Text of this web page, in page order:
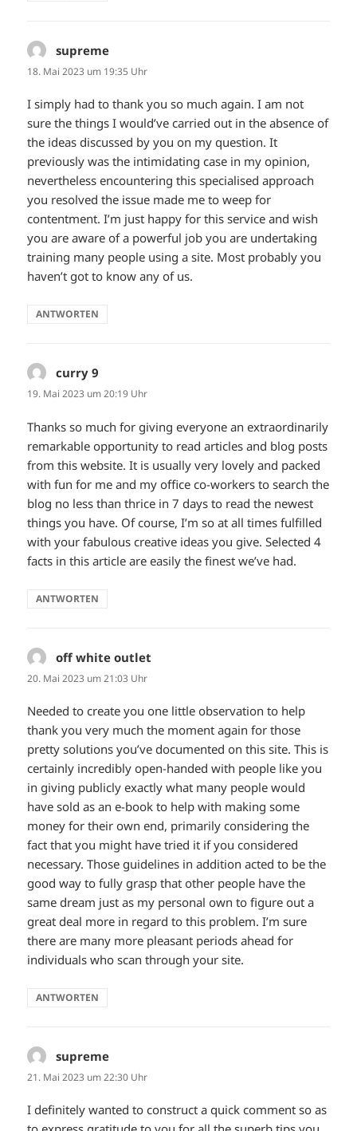
supreme
18. Mai 2023 um 19:35 Uhr
I simply had to thank you so much again. I am not
sure the things I would’ve carried out in the absence of
the ideas discussed by you on my question. It
previously was the intimidating case in my opinion,
nevertheless encountering this specialised approach
you resolved the issue made me to weep for
contentment. I’m just happy for this service and wish
you are aware of a powerful job you are undertaking
training many people using a site. Most probably you
haven’t got to know any of us.
ANTWORTEN
curry 9
19. Mai 2023 um 20:19 Uhr
Thanks so much for giving everyone an extraordinarily
remarkable opportunity to read articles and blog posts
from this website. It is usually very lovely and packed
with fun for me and my office co-workers to search the
blog no less than thrice in 7 days to read the newest
things you have. Of course, I’m so at all times fulfilled
with your fabulous creative ideas you give. Selected 4
facts in this article are easily the finest we’ve had.
ANTWORTEN
off white outlet
20. Mai 2023 um 21:03 Uhr
Needed to create you one little observation to help
thank you very much the moment again for those
pretty solutions you’ve documented on this site. This is
certainly incredibly open-handed with people like you
in giving publicly exactly what many people would
have sold as an e-book to help with making some
money for their own end, primarily considering the
fact that you might have tried it if you considered
necessary. Those guidelines in addition acted to be the
good way to fully grasp that other people have the
same dream just as my personal own to figure out a
great deal more in regard to this problem. I’m sure
there are many more pleasant periods ahead for
individuals who scan through your site.
ANTWORTEN
supreme
21. Mai 2023 um 22:30 Uhr
I definitely wanted to construct a quick comment so as